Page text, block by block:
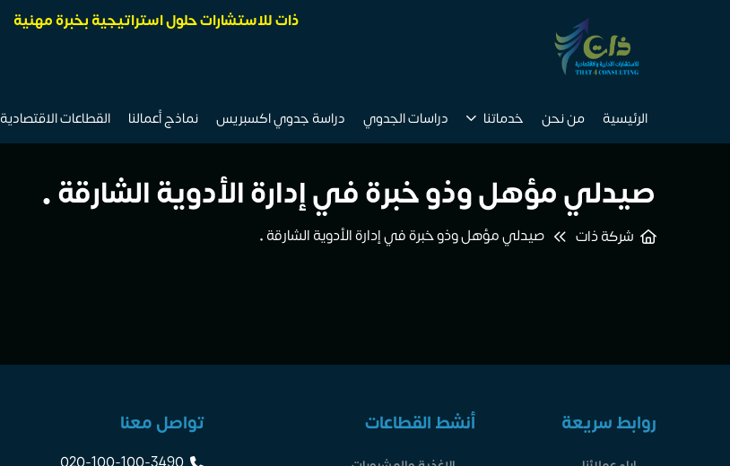
ذات للاستشارات حلول استراتيجية بخبرة مهنية
الرئيسية من نحن خدماتنا دراسات الجدوي دراسة جدوي اكسبريس نماذج أعمالنا القطاعات الاقتصادية
صيدلي مؤهل وذو خبرة في إدارة الأدوية الشارقة •
شركة ذات صيدلي مؤهل وذو خبرة في إدارة الأدوية الشارقة •
روابط سريعة أنشط القطاعات تواصل معنا